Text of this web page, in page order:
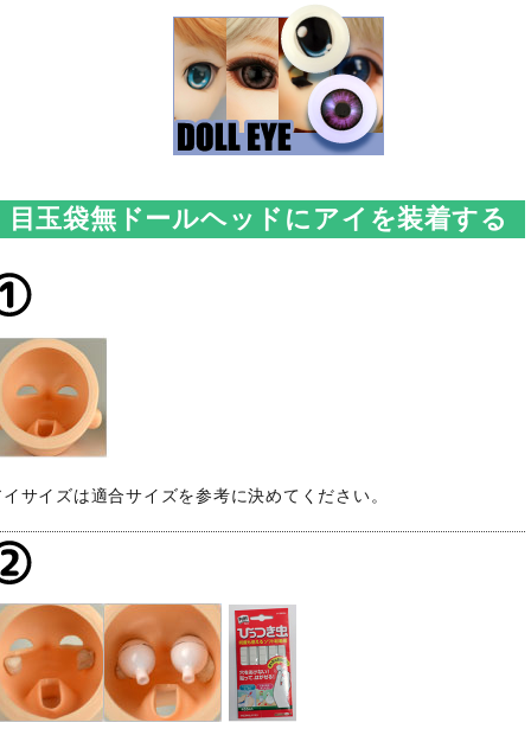
目玉袋無ドールヘッドにアイを装着する
サイズは適合サイズを参考に決めてください。